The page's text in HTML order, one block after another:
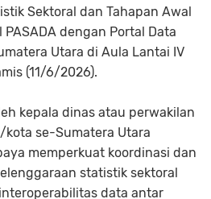
Sektoral dan Tahapan Awal
dengan Portal Data
Utara di Aula Lantai IV
(11/6/2026).
kepala dinas atau perwakilan
se-Sumatera Utara
memperkuat koordinasi dan
statistik sektoral
data antar